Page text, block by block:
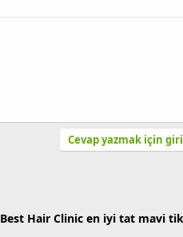
Cevap yazmak için
Best Hair Clinic en iyi tat mavi tik